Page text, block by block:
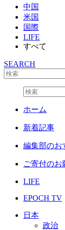
中国
米国
国際
LIFE
すべて
SEARCH
ホーム
新着記事
編集部のお
ご寄付のお
LIFE
EPOCH TV
日本
政治